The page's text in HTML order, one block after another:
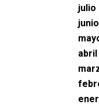
julio
abril